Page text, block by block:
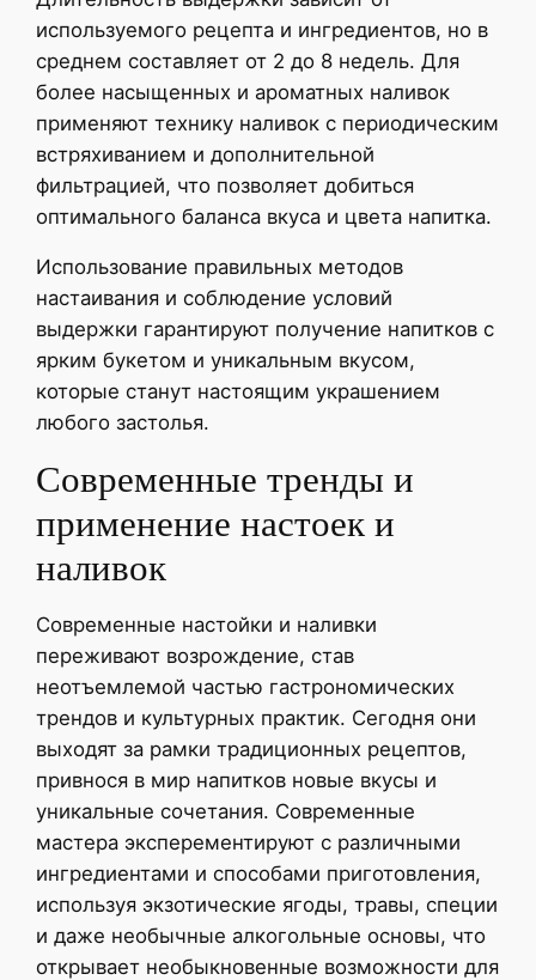
используемого рецепта и ингредиентов, но в
среднем составляет от 2 до 8 недель. Для
более насыщенных и ароматных наливок
применяют технику наливок с периодическим
встряхиванием и дополнительной
фильтрацией, что позволяет добиться
оптимального баланса вкуса и цвета напитка.
Использование правильных методов
настаивания и соблюдение условий
выдержки гарантируют получение напитков с
ярким букетом и уникальным вкусом,
которые станут настоящим украшением
любого застолья.
Современные тренды и
применение настоек и
наливок
Современные настойки и наливки
переживают возрождение, став
неотъемлемой частью гастрономических
трендов и культурных практик. Сегодня они
выходят за рамки традиционных рецептов,
привнося в мир напитков новые вкусы и
уникальные сочетания. Современные
мастера эксперементируют с различными
ингредиентами и способами приготовления,
используя экзотические ягоды, травы, специи
и даже необычные алкогольные основы, что
открывает необыкновенные возможности для